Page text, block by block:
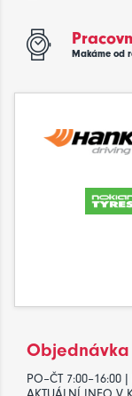
Makáme od
PO–ČT 7:00–16:00